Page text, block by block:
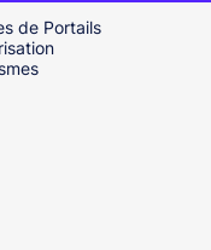
de Portails